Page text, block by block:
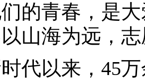
青春，是大
山海为远，志
以来，45万